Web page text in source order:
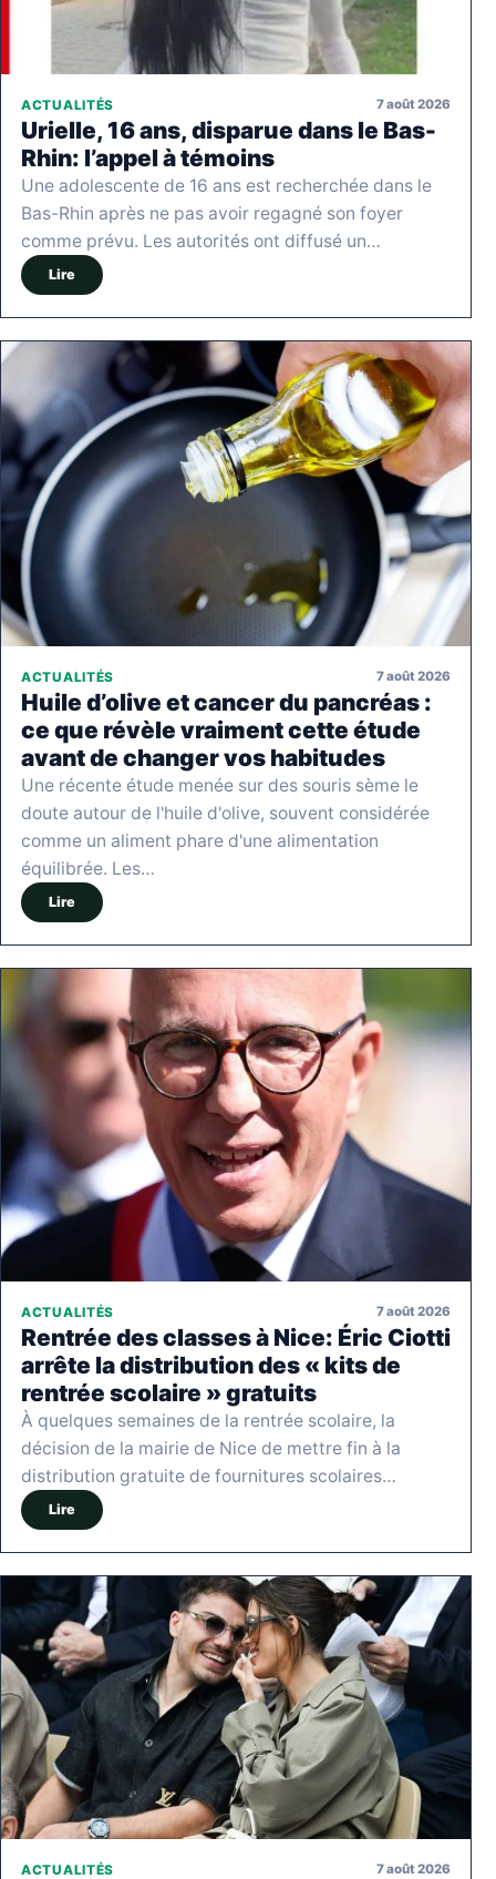
ACTUALITÉS 7 août 2026
Urielle, 16 ans, disparue dans le Bas-
Rhin: l’appel à témoins
Une adolescente de 16 ans est recherchée dans le
Bas-Rhin après ne pas avoir regagné son foyer
comme prévu. Les autorités ont diffusé un…
Lire
ACTUALITÉS 7 août 2026
Huile d’olive et cancer du pancréas :
ce que révèle vraiment cette étude
avant de changer vos habitudes
Une récente étude menée sur des souris sème le
doute autour de l'huile d'olive, souvent considérée
comme un aliment phare d'une alimentation
équilibrée. Les…
Lire
ACTUALITÉS 7 août 2026
Rentrée des classes à Nice: Éric Ciotti
arrête la distribution des « kits de
rentrée scolaire » gratuits
À quelques semaines de la rentrée scolaire, la
décision de la mairie de Nice de mettre fin à la
distribution gratuite de fournitures scolaires…
Lire
ACTUALITÉS 7 août 2026